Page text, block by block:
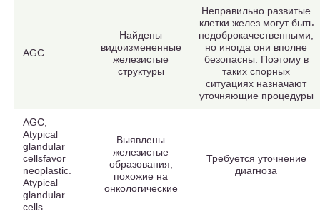
AGC
Найдены
видоизмененные
железистые
структуры
Неправильно развитые
клетки желез могут быть
недоброкачественными,
но иногда они вполне
безопасны. Поэтому в
таких спорных
ситуациях назначают
уточняющие процедуры
AGC,
Atypical
glandular
cellsfavor
neoplastic.
Atypical
glandular
cells
Выявлены
железистые
образования,
похожие на
онкологические
Требуется уточнение
диагноза